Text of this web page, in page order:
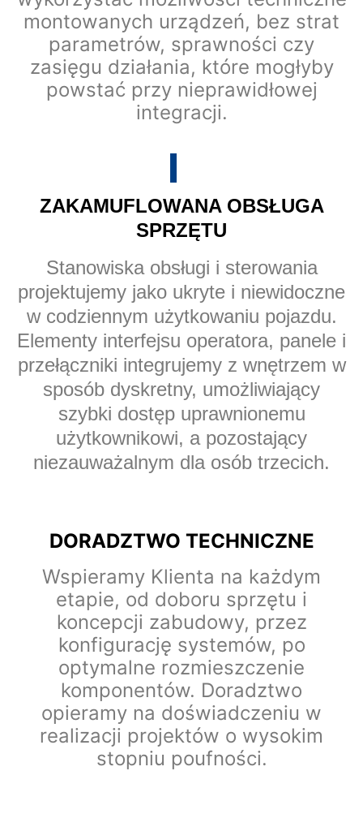
montowanych urządzeń, bez strat
parametrów, sprawności czy
zasięgu działania, które mogłyby
powstać przy nieprawidłowej
integracji.
ZAKAMUFLOWANA OBSŁUGA
SPRZĘTU
Stanowiska obsługi i sterowania
projektujemy jako ukryte i niewidoczne
w codziennym użytkowaniu pojazdu.
Elementy interfejsu operatora, panele i
przełączniki integrujemy z wnętrzem w
sposób dyskretny, umożliwiający
szybki dostęp uprawnionemu
użytkownikowi, a pozostający
niezauważalnym dla osób trzecich.
DORADZTWO TECHNICZNE
Wspieramy Klienta na każdym
etapie, od doboru sprzętu i
koncepcji zabudowy, przez
konfigurację systemów, po
optymalne rozmieszczenie
komponentów. Doradztwo
opieramy na doświadczeniu w
realizacji projektów o wysokim
stopniu poufności.